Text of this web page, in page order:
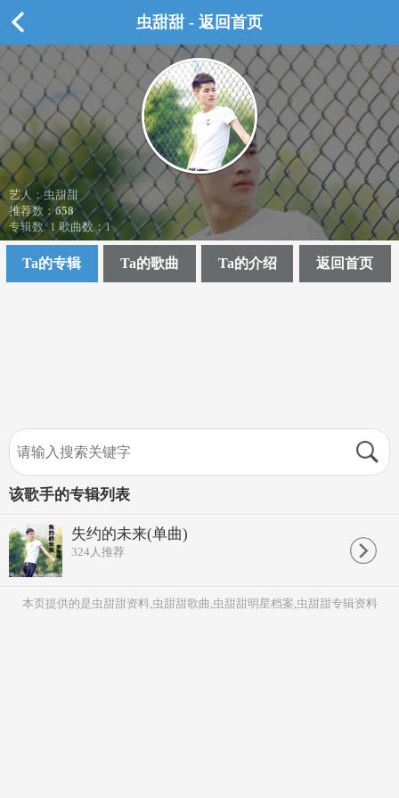
虫甜甜 - 返回首页
艺人：虫甜甜
推荐数：658
专辑数: 1 歌曲数：1
Ta的专辑 Ta的歌曲 Ta的介绍 返回首页
该歌手的专辑列表
失约的未来(单曲)
324人推荐
本页提供的是虫甜甜资料,虫甜甜歌曲,虫甜甜明星档案,虫甜甜专辑资料